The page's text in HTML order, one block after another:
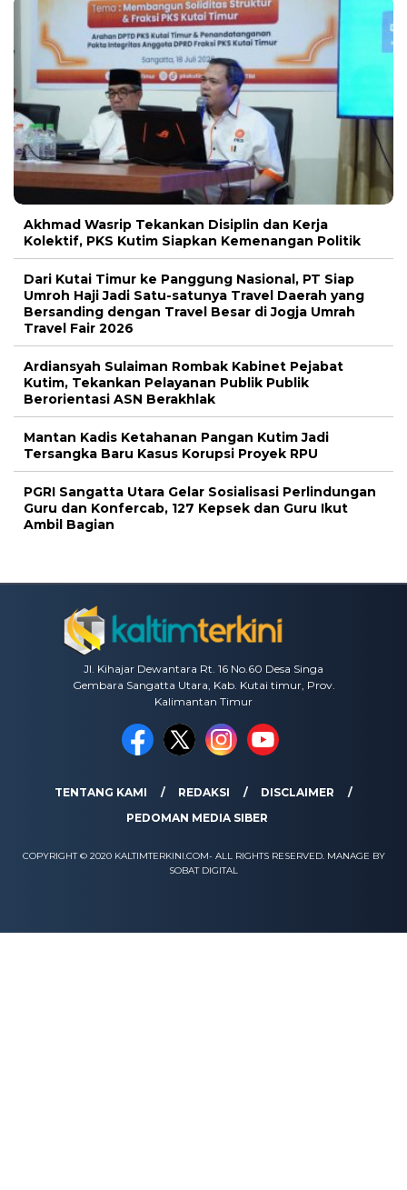
Akhmad Wasrip Tekankan Disiplin dan Kerja
Kolektif, PKS Kutim Siapkan Kemenangan Politik
Dari Kutai Timur ke Panggung Nasional, PT Siap
Umroh Haji Jadi Satu-satunya Travel Daerah yang
Bersanding dengan Travel Besar di Jogja Umrah
Travel Fair 2026
Ardiansyah Sulaiman Rombak Kabinet Pejabat
Kutim, Tekankan Pelayanan Publik Publik
Berorientasi ASN Berakhlak
Mantan Kadis Ketahanan Pangan Kutim Jadi
Tersangka Baru Kasus Korupsi Proyek RPU
PGRI Sangatta Utara Gelar Sosialisasi Perlindungan
Guru dan Konfercab, 127 Kepsek dan Guru Ikut
Ambil Bagian
Jl. Kihajar Dewantara Rt. 16 No.60 Desa Singa
Gembara Sangatta Utara, Kab. Kutai timur, Prov.
Kalimantan Timur
TENTANG KAMI REDAKSI
DISCLAIMER
PEDOMAN MEDIA SIBER
COPYRIGHT © 2020 KALTIMTERKINI.COM- ALL RIGHTS RESERVED. MANAGE BY
SOBAT DIGITAL